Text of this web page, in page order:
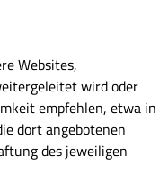
Websites,
wird oder
empfehlen, etwa in
dort angebotenen
des jeweiligen